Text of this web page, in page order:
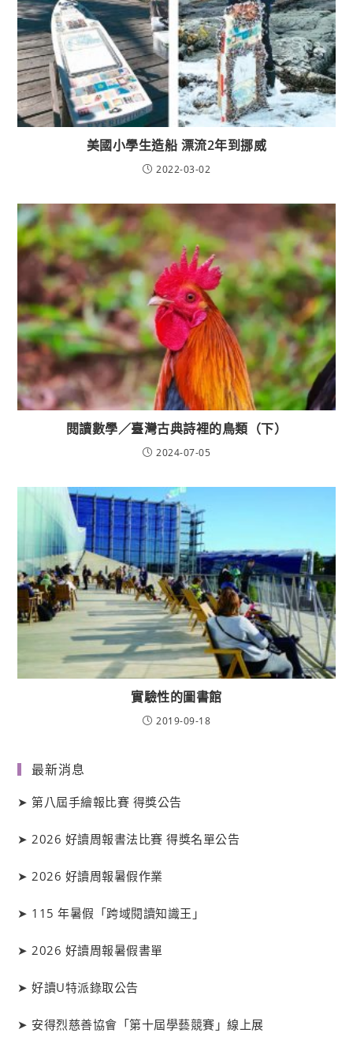
美國小學生造船 漂流2年到挪威
2022-03-02
閱讀數學／臺灣古典詩裡的鳥類（下）
2024-07-05
實驗性的圖書館
2019-09-18
最新消息
➤第八屆手繪報比賽 得獎公告
➤2026 好讀周報書法比賽 得獎名單公告
➤2026 好讀周報暑假作業
➤ 115 年暑假「跨域閱讀知識王」
➤2026 好讀周報暑假書單
➤好讀U特派錄取公告
➤ 安得烈慈善協會「第十屆學藝競賽」線上展